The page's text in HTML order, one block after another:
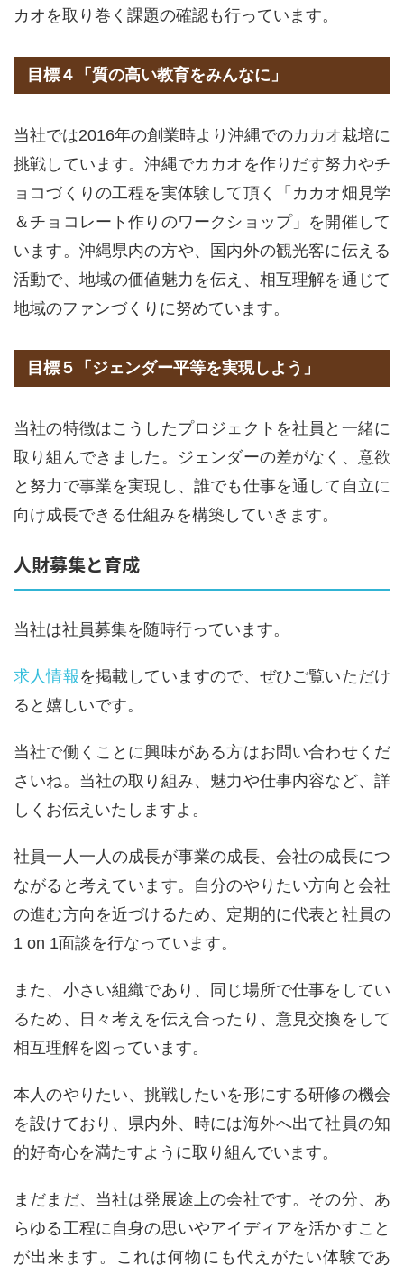
カオを取り巻く課題の確認も行っています。
目標４「質の高い教育をみんなに」
当社では2016年の創業時より沖縄でのカカオ栽培に
挑戦しています。沖縄でカカオを作りだす努力やチ
ョコづくりの工程を実体験して頂く「カカオ畑見学
＆チョコレート作りのワークショップ」を開催して
います。沖縄県内の方や、国内外の観光客に伝える
活動で、地域の価値魅力を伝え、相互理解を通じて
地域のファンづくりに努めています。
目標５「ジェンダー平等を実現しよう」
当社の特徴はこうしたプロジェクトを社員と一緒に
取り組んできました。ジェンダーの差がなく、意欲
と努力で事業を実現し、誰でも仕事を通して自立に
向け成長できる仕組みを構築していきます。
人財募集と育成
当社は社員募集を随時行っています。
求人情報 を掲載していますので、ぜひご覧いただけ
ると嬉しいです。
当社で働くことに興味がある方はお問い合わせくだ
さいね。当社の取り組み、魅力や仕事内容など、詳
しくお伝えいたしますよ。
社員一人一人の成長が事業の成長、会社の成長につ
ながると考えています。自分のやりたい方向と会社
の進む方向を近づけるため、定期的に代表と社員の
1 on 1面談を行なっています。
また、小さい組織であり、同じ場所で仕事をしてい
るため、日々考えを伝え合ったり、意見交換をして
相互理解を図っています。
本人のやりたい、挑戦したいを形にする研修の機会
を設けており、県内外、時には海外へ出て社員の知
的好奇心を満たすように取り組んでいます。
まだまだ、当社は発展途上の会社です。その分、あ
らゆる工程に自身の思いやアイディアを活かすこと
が出来ます。これは何物にも代えがたい体験であ